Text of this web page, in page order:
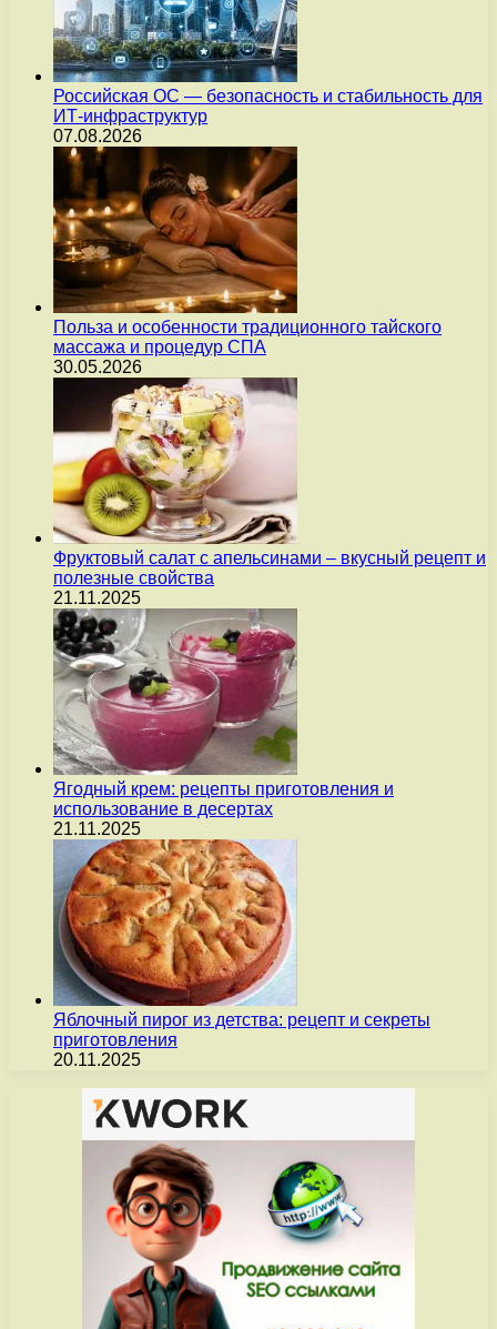
Российская ОС — безопасность и стабильность для
ИТ-инфраструктур
07.08.2026
Польза и особенности традиционного тайского
массажа и процедур СПА
30.05.2026
Фруктовый салат с апельсинами – вкусный рецепт и
полезные свойства
21.11.2025
Ягодный крем: рецепты приготовления и
использование в десертах
21.11.2025
Яблочный пирог из детства: рецепт и секреты
приготовления
20.11.2025